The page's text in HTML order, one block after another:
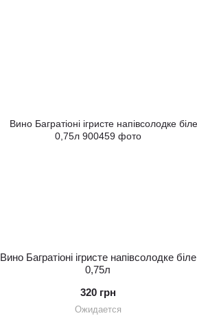
Вино Багратіоні ігристе напівсолодке біле
0,75л
320 грн
Ожидается